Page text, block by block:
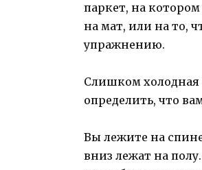
паркет, на котором
на мат, или на то,
упражнению.
Слишком холодная
определить, что
Вы лежите на
вниз лежат на